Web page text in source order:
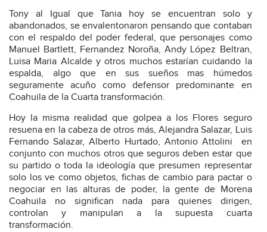
Tony al Igual que Tania hoy se encuentran solo y
abandonados, se envalentonaron pensando que contaban
con el respaldo del poder federal, que personajes como
Manuel Bartlett, Fernandez Noroña, Andy López Beltran,
Luisa Maria Alcalde y otros muchos estarían cuidando la
espalda, algo que en sus sueños mas húmedos
seguramente acuño como defensor predominante en
Coahuila de la Cuarta transformación.
Hoy la misma realidad que golpea a los Flores seguro
resuena en la cabeza de otros más, Alejandra Salazar, Luis
Fernando Salazar, Alberto Hurtado, Antonio Attolini
en
conjunto con muchos otros que seguros deben estar que
su partido o toda la ideología que presumen representar
solo los ve como objetos, fichas de cambio para pactar o
negociar en las alturas de poder, la gente de Morena
Coahuila no significan nada para quienes dirigen,
controlan y manipulan a la supuesta cuarta
transformación.